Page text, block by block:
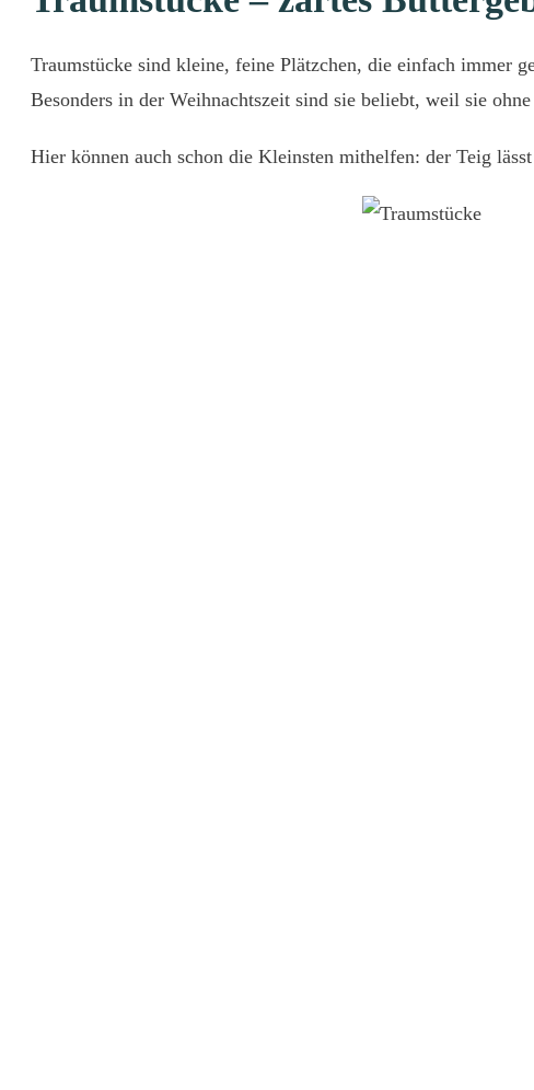
Traumstücke sind kleine, feine Plätzchen, die einfach immer
Besonders in der Weihnachtszeit sind sie beliebt, weil sie
Hier können auch schon die Kleinsten mithelfen: der Teig